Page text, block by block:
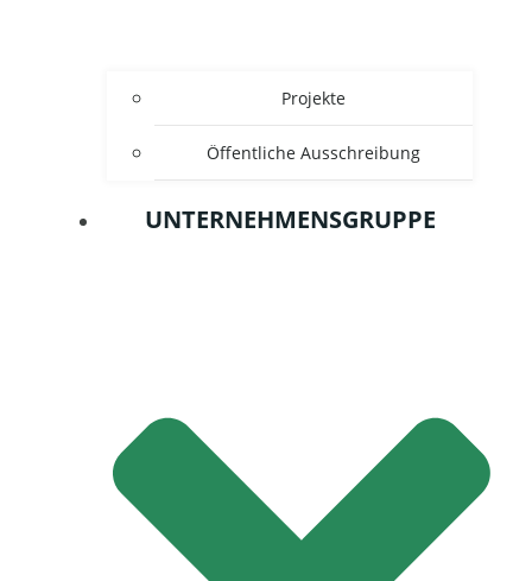
Projekte
Öffentliche Ausschreibung
UNTERNEHMENSGRUPPE